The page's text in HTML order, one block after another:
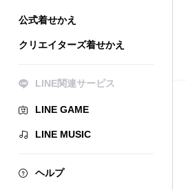
公式着せかえ
クリエイターズ着せかえ
LINE関連サービス
LINE GAME
LINE MUSIC
ヘルプ